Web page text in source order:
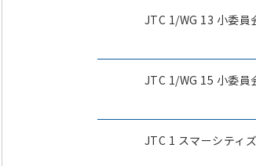
JTC 1/WG 13 小委員
JTC 1/WG 15 小委員
JTC 1 スマーシティ